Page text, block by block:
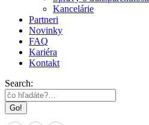
Kancelárie
Partneri
Novinky
FAQ
Kariéra
Kontakt
Search: